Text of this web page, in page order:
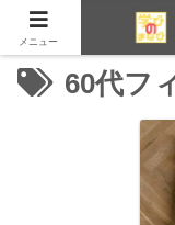
60代フ
メニュー